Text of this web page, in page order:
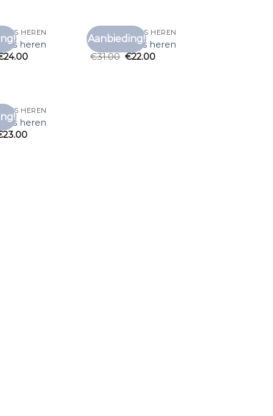
Toevoegen
aan
HEREN
heren
24.00
Aanbieding!
Toevoegen
aan
DIKKE T SHIRTS HEREN
dikke t shirts heren
€31.00 €22.00
Toevoegen
aan
HEREN
heren
23.00